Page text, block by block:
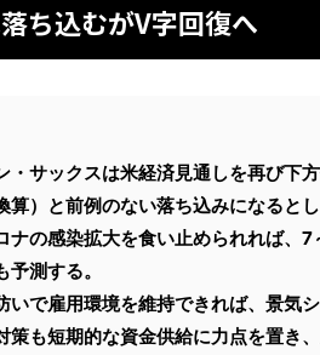
ち込むがV字回復へ
・サックスは米経済見通しを再び下
算）と前例のない落ち込みになるとし
ナの感染拡大を食い止められれば、
測する。
いで雇用環境を維持できれば、景気
策も短期的な資金供給に力点を置き